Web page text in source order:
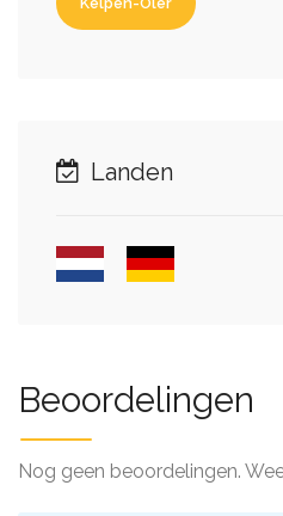
Landen
Beoordelingen
Nog geen beoordelingen.